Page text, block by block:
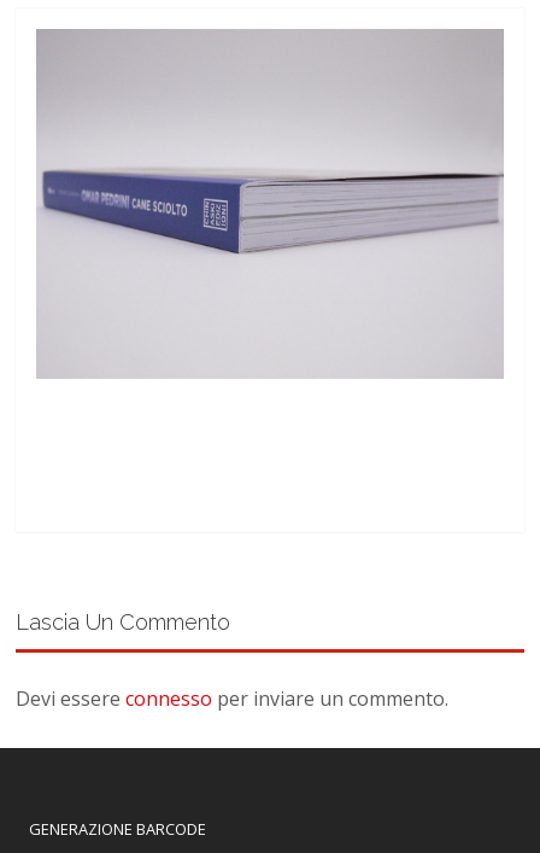
Lascia Un Commento
Devi essereconnesso per inviare un commento.
GENERAZIONE BARCODE